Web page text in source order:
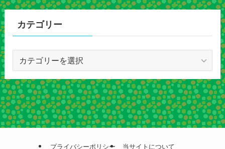
イ
カテゴリー
ゴ
リ
ー
プライバシーポリシー 当サイトについて